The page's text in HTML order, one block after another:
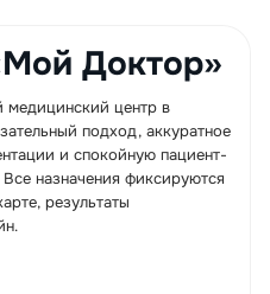
Доктор»
медицинский центр в
подход, аккуратное
и спокойную пациент-
назначения фиксируются
результаты